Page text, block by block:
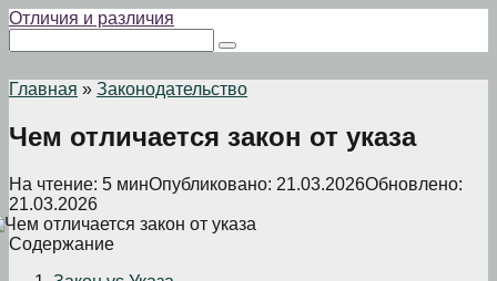
Перейти
контенту
Отличия и различия
Главная » Законодательство
Чем отличается закон от указа
На чтение: 5 минОпубликовано: 21.03.2026Обновлено:
21.03.2026
Содержание